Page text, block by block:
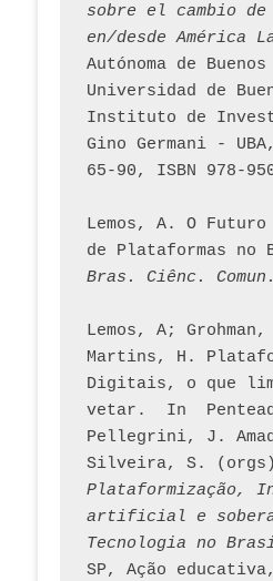
sobre el cambio de
en/desde América
Autónoma de
Universidad de
Instituto de
Gino Germani -
65-90, ISBN 978-
Lemos, A. O Futuro
de Plataformas
Bras. Ciênc. Comun.
Lemos, A;
Martins, H.
Digitais, o que
vetar.  In
Pellegrini, J.
Plataformização,
artificial e
Tecnologia no
SP, Ação